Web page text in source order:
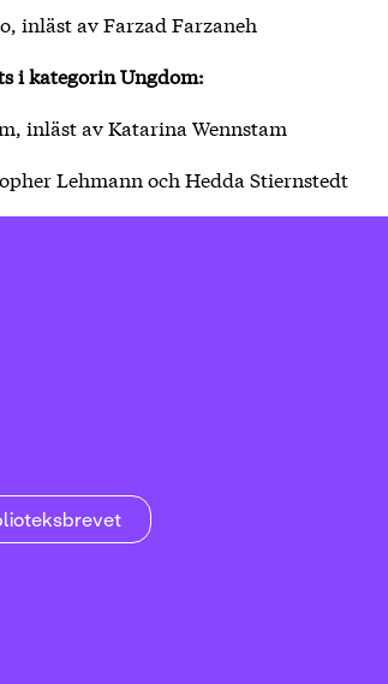
inläst av Farzad Farzaneh
i kategorin Ungdom:
inläst av Katarina Wennstam
Lehmann och Hedda Stiernstedt